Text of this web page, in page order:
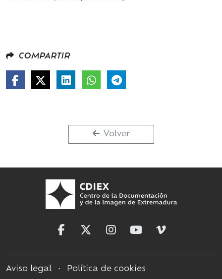
COMPARTIR
Volver
Aviso legal • Política de cookies